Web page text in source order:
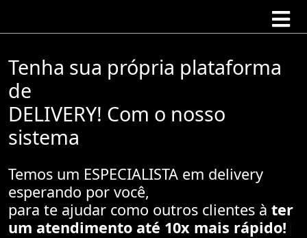
Tenha sua própria plataforma
de
DELIVERY! Com o nosso
sistema
Temos um ESPECIALISTA em delivery
esperando por você,
para te ajudar como outros clientes à
aument|